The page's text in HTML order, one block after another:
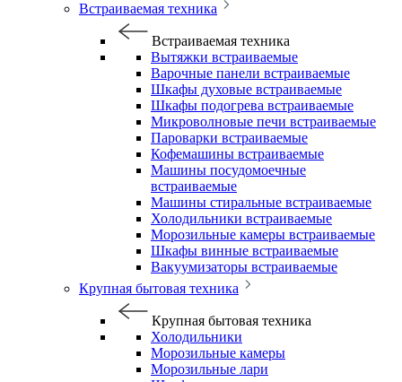
Встраиваемая техника
Встраиваемая техника
Вытяжки встраиваемые
Варочные панели встраиваемые
Шкафы духовые встраиваемые
Шкафы подогрева встраиваемые
Микроволновые печи встраиваемые
Пароварки встраиваемые
Кофемашины встраиваемые
Машины посудомоечные
встраиваемые
Машины стиральные встраиваемые
Холодильники встраиваемые
Морозильные камеры встраиваемые
Шкафы винные встраиваемые
Вакуумизаторы встраиваемые
Крупная бытовая техника
Крупная бытовая техника
Холодильники
Морозильные камеры
Морозильные лари